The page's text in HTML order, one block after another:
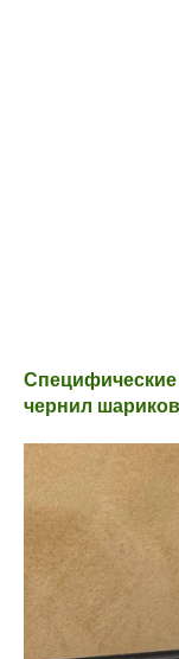
Специфические
чернил